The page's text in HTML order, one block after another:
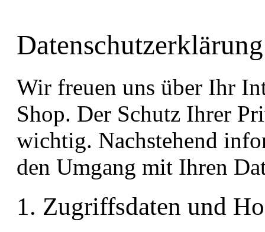
Datenschutzerklärung
Wir freuen uns über Ihr
Shop. Der Schutz Ihrer
wichtig. Nachstehend
den Umgang mit Ihren
1. Zugriffsdaten und